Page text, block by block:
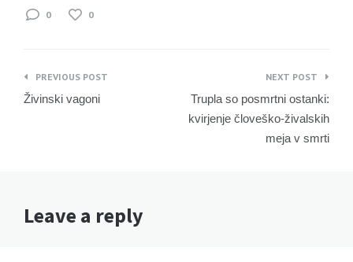
0 0
Navigacija
prispevka
PREVIOUS POST
Živinski vagoni
NEXT POST
Trupla so posmrtni ostanki:
kvirjenje človeško-živalskih
meja v smrti
Leave a reply